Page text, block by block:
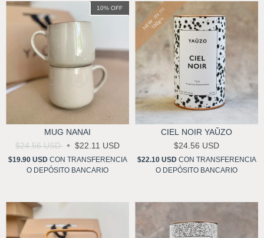
10% OFF
MUG NANAI
$24.56 USD
$22.11 USD
$19.90 USD CON TRANSFERENCIA
O DEPÓSITO BANCARIO
CIEL NOIR YAŬZO
$24.56 USD
$22.10 USD CON TRANSFERENCIA
O DEPÓSITO BANCARIO